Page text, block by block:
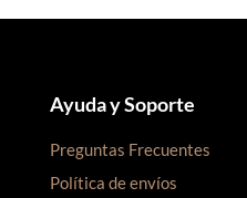
Ayuda y Soporte
Preguntas Frecuentes
Política de envíos